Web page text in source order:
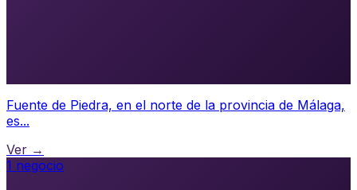
Fuente de Piedra, en el norte de la provincia de Málaga,
es...
Ver →
1 negocio